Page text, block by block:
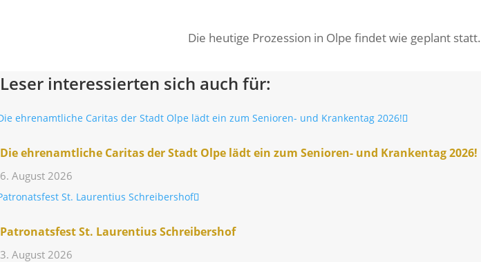
Die heutige Prozes­sion in Olpe findet wie geplant statt.
Leser interessierten sich auch für:
Die ehren­amt­liche Caritas der Stadt Olpe lädt ein zum Senioren- und Kran­kentag 2026!
6. August 2026
Patro­nats­fest St. Lauren­tius Schreibershof
3. August 2026